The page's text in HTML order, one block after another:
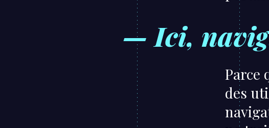
— Ici,
Parce
des